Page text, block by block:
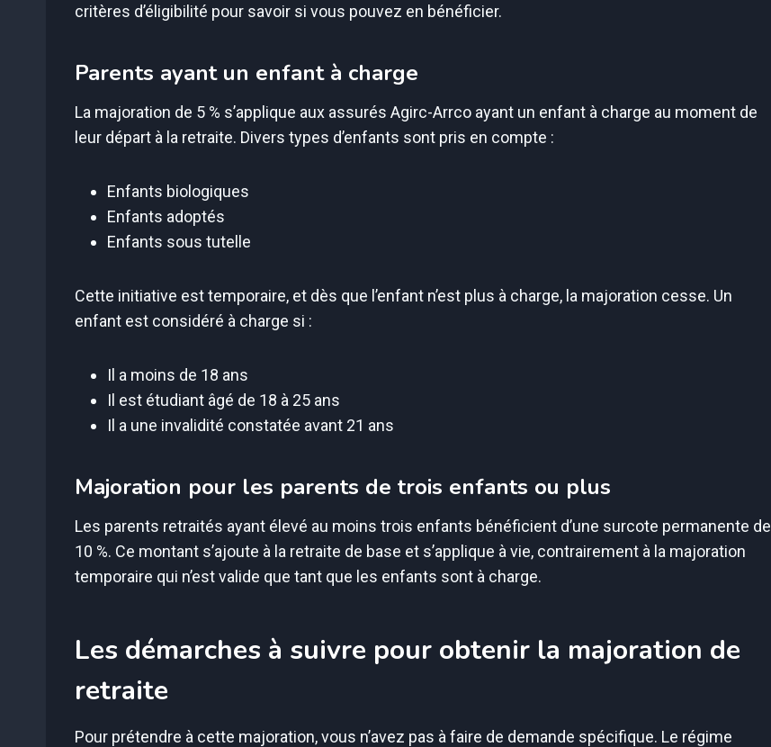
critères d’éligibilité pour savoir si vous pouvez en bénéficier.
Parents ayant un enfant à charge
La majoration de 5 % s’applique aux assurés Agirc-Arrco ayant un enfant à charge au moment de
leur départ à la retraite. Divers types d’enfants sont pris en compte :
Enfants biologiques
Enfants adoptés
Enfants sous tutelle
Cette initiative est temporaire, et dès que l’enfant n’est plus à charge, la majoration cesse. Un
enfant est considéré à charge si :
Il a moins de 18 ans
Il est étudiant âgé de 18 à 25 ans
Il a une invalidité constatée avant 21 ans
Majoration pour les parents de trois enfants ou plus
Les parents retraités ayant élevé au moins trois enfants bénéficient d’une surcote permanente de
10 %. Ce montant s’ajoute à la retraite de base et s’applique à vie, contrairement à la majoration
temporaire qui n’est valide que tant que les enfants sont à charge.
Les démarches à suivre pour obtenir la majoration de
retraite
Pour prétendre à cette majoration, vous n’avez pas à faire de demande spécifique. Le régime